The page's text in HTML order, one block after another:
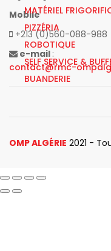
MATÉRIEL
PIZZÉRIA
ROBOTIQUE
SELF SERVICE &
BUANDERIE
Mobile
+213 (0)560-088-988
e-mail :
contact@rmc-
OMP ALGÉRIE 2021 -